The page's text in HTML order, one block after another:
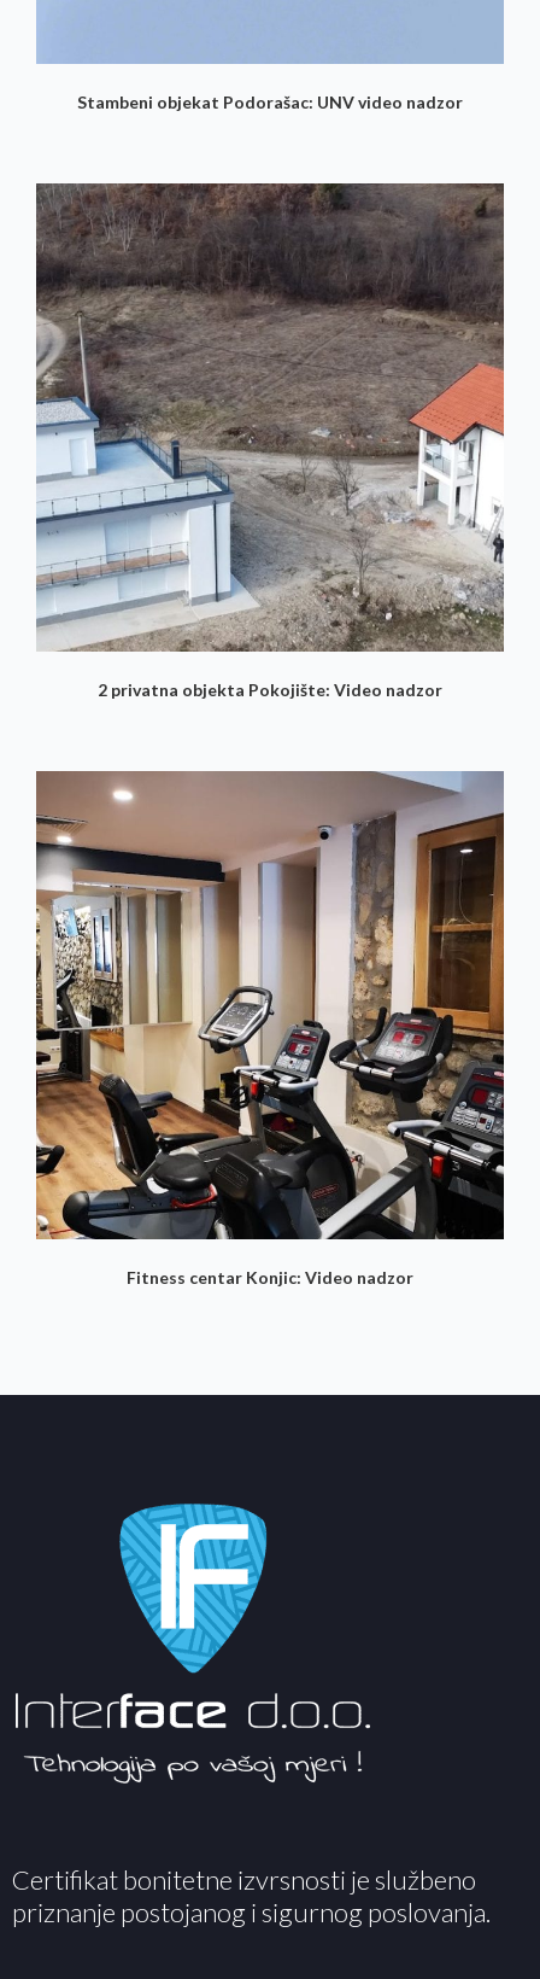
Stambeni objekat Podorašac: UNV video nadzor
2 privatna objekta Pokojište: Video nadzor
Fitness centar Konjic: Video nadzor
Certifikat bonitetne izvrsnosti je službeno
priznanje postojanog i sigurnog poslovanja.